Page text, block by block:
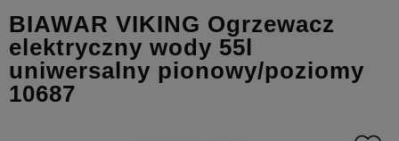
BIAWAR VIKING Ogrzewacz
elektryczny wody 55l
uniwersalny pionowy/poziomy
10687